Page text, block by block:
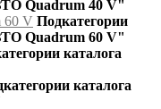
Quadrum 40 V"
60 V Подкатегории
Quadrum 60 V"
каталога
каталога